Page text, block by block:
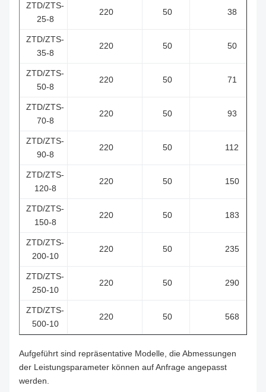
ZTD/ZTS-
25-8
220 50 38
ZTD/ZTS-
35-8
220 50 50
ZTD/ZTS-
50-8
220 50 71
ZTD/ZTS-
70-8
220 50 93
ZTD/ZTS-
90-8
220 50 112
ZTD/ZTS-
120-8
220 50 150
ZTD/ZTS-
150-8
220 50 183
ZTD/ZTS-
200-10
220 50 235
ZTD/ZTS-
250-10
220 50 290
ZTD/ZTS-
500-10
220 50 568
Aufgeführt sind repräsentative Modelle, die Abmessungen
der Leistungsparameter können auf Anfrage angepasst
werden.